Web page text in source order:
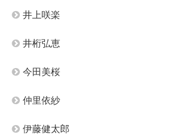
井上咲楽
井桁弘恵
今田美桜
仲里依紗
伊藤健太郎